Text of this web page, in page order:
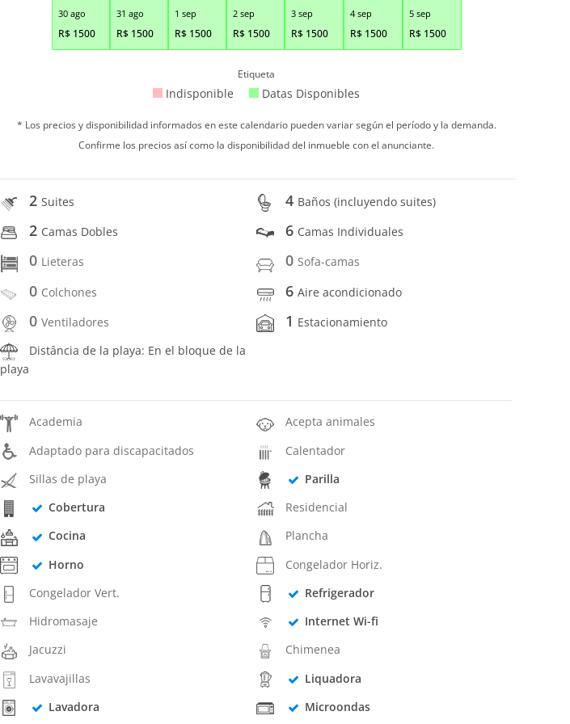
30 ago
R$ 1500
31 ago
R$ 1500
1 sep
R$ 1500
2 sep
R$ 1500
3 sep
R$ 1500
4 sep
R$ 1500
5 sep
R$ 1500
Etiqueta
Indisponible Datas Disponibles
* Los precios y disponibilidad informados en este calendario pueden variar según el período y la demanda.
Confirme los precios así como la disponibilidad del inmueble con el anunciante.
2Suites 4 Baños (incluyendo suites)
2 Camas Dobles 6 Camas Individuales
0 Lieteras 0 Sofa-camas
0 Colchones 6Aire acondicionado
0Ventiladores 1 Estacionamiento
Distância de la playa: En el bloque de la
playa
Academia
Acepta animales
Adaptado para discapacitados
Calentador
Sillas de playa
Parilla
Cobertura
Residencial
Cocina
Plancha
Horno
Congelador Horiz.
Congelador Vert.
Refrigerador
Hidromasaje
Internet Wi-fi
Jacuzzi
Chimenea
Lavavajillas
Liquadora
Lavadora
Microondas